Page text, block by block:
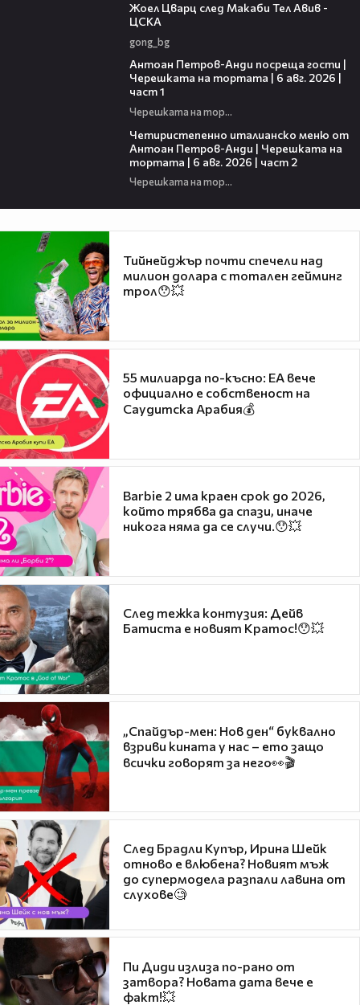
Жоел Цварц след Макаби Тел Авив -
ЦСКА
gong_bg
Антоан Петров-Анди посреща гости |
Черешката на тортата | 6 авг. 2026 |
част 1
Черешката на тортата
Четиристепенно италианско меню от
Антоан Петров-Анди | Черешката на
тортата | 6 авг. 2026 | част 2
Черешката на тортата
Тийнейджър почти спечели над
милион долара с тотален гейминг
трол😯💥
55 милиарда по-късно: EA вече
официално е собственост на
Саудитска Арабия💰
Barbie 2 има краен срок до 2026,
който трябва да спази, иначе
никога няма да се случи.😯💥
След тежка контузия: Дейв
Батиста е новият Кратос!😯💥
„Спайдър-мен: Нов ден“ буквално
взриви кината у нас – ето защо
всички говорят за него👀🎬
След Брадли Купър, Ирина Шейк
отново е влюбена? Новият мъж
до супермодела разпали лавина от
слухове🧐
Пи Диди излиза по-рано от
затвора? Новата дата вече е
факт!💥